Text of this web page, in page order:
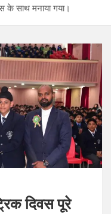
के साथ मनाया गया।
दिवस पूरे